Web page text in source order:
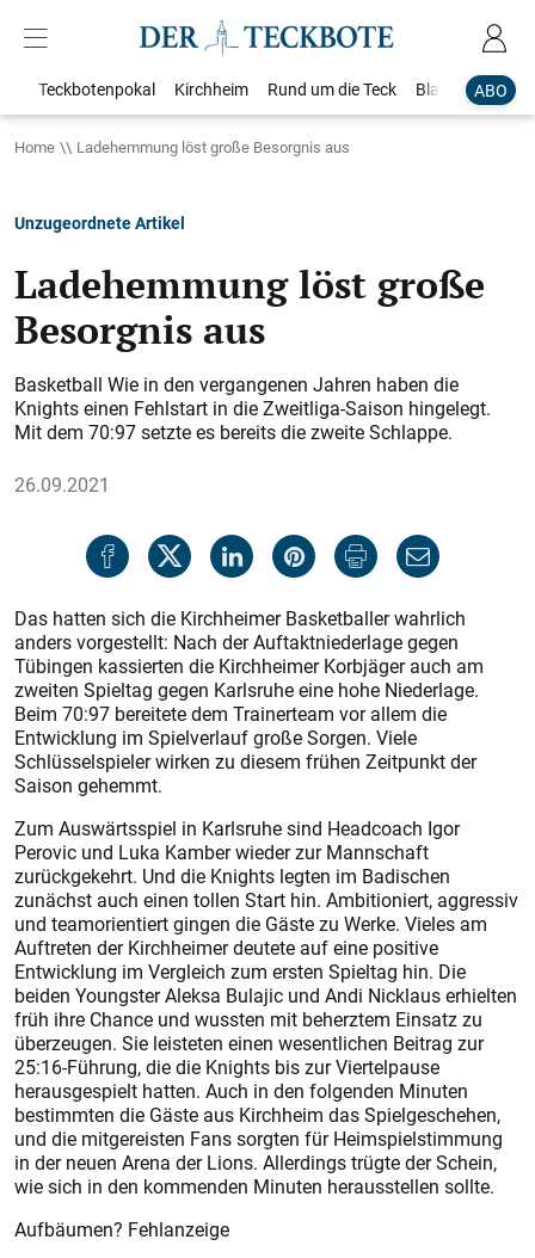
ABO
Teckbotenpokal Kirchheim Rund um die Teck Blaulicht
Home Ladehemmung löst große Besorgnis aus
Unzugeordnete Artikel
Ladehemmung löst große
Besorgnis aus
Basketball Wie in den vergangenen Jahren haben die
Knights einen Fehlstart in die Zweitliga-Saison hingelegt.
Mit dem 70:97 setzte es bereits die zweite Schlappe.
26.09.2021
Das hatten sich die Kirchheimer Basketballer wahrlich
anders vorgestellt: Nach der Auftaktniederlage gegen
Tübingen kassierten die Kirchheimer Korbjäger auch am
zweiten Spieltag gegen Karlsruhe eine hohe Niederlage.
Beim 70:97 bereitete dem Trainerteam vor allem die
Entwicklung im Spielverlauf große Sorgen. Viele
Schlüsselspieler wirken zu diesem frühen Zeitpunkt der
Saison gehemmt.
Zum Auswärtsspiel in Karlsruhe sind Headcoach Igor
Perovic und Luka Kamber wieder zur Mannschaft
zurückgekehrt. Und die Knights legten im Badischen
zunächst auch einen tollen Start hin. Ambitioniert, aggressiv
und teamorientiert gingen die Gäste zu Werke. Vieles am
Auftreten der Kirchheimer deutete auf eine positive
Entwicklung im Vergleich zum ersten Spieltag hin. Die
beiden Youngster Aleksa Bulajic und Andi Nicklaus erhielten
früh ihre Chance und wussten mit beherztem Einsatz zu
überzeugen. Sie leisteten einen wesentlichen Beitrag zur
25:16-Führung, die die Knights bis zur Viertelpause
herausgespielt hatten. Auch in den folgenden Minuten
bestimmten die Gäste aus Kirchheim das Spielgeschehen,
und die mitgereisten Fans sorgten für Heimspielstimmung
in der neuen Arena der Lions. Allerdings trügte der Schein,
wie sich in den kommenden Minuten herausstellen sollte.
Aufbäumen? Fehlanzeige